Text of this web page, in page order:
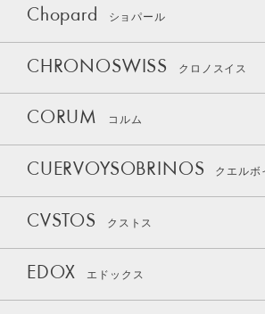
Chopard ショパール
CHRONOSWISS クロノスイス
CORUM コルム
CUERVOYSOBRINOS クエルボ
CVSTOS クストス
EDOX エドックス